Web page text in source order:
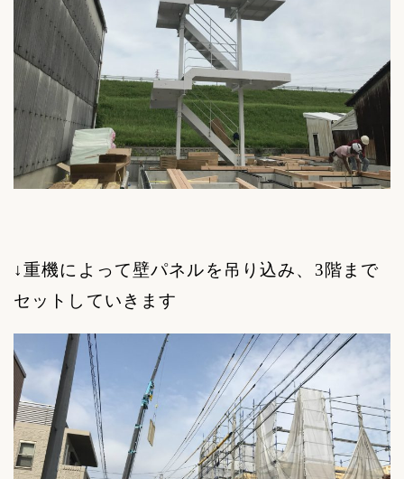
↓重機によって壁パネルを吊り込み、 3階まで
セットしていきます